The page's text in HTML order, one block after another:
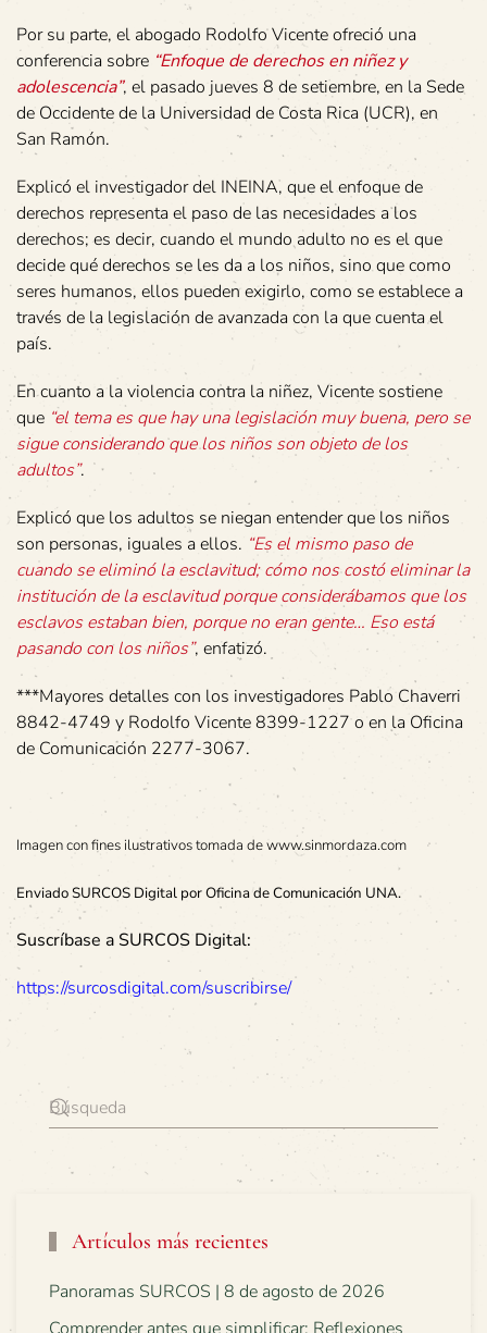
Por su parte, el abogado Rodolfo Vicente ofreció una
conferencia sobre “Enfoque de derechos en niñez y
adolescencia”, el pasado jueves 8 de setiembre, en la Sede
de Occidente de la Universidad de Costa Rica (UCR), en
San Ramón.
Explicó el investigador del INEINA, que el enfoque de
derechos representa el paso de las necesidades a los
derechos; es decir, cuando el mundo adulto no es el que
decide qué derechos se les da a los niños, sino que como
seres humanos, ellos pueden exigirlo, como se establece a
través de la legislación de avanzada con la que cuenta el
país.
En cuanto a la violencia contra la niñez, Vicente sostiene
que “el tema es que hay una legislación muy buena, pero se
sigue considerando que los niños son objeto de los
adultos”.
Explicó que los adultos se niegan entender que los niños
son personas, iguales a ellos. “Es el mismo paso de
cuando se eliminó la esclavitud; cómo nos costó eliminar la
institución de la esclavitud porque considerábamos que los
esclavos estaban bien, porque no eran gente… Eso está
pasando con los niños”, enfatizó.
***Mayores detalles con los investigadores Pablo Chaverri
8842-4749 y Rodolfo Vicente 8399-1227 o en la Oficina
de Comunicación 2277-3067.
Imagen con fines ilustrativos tomada de www.sinmordaza.com
Enviado SURCOS Digital por Oficina de Comunicación UNA.
Suscríbase a SURCOS Digital:
https://surcosdigital.com/suscribirse/
Artículos más recientes
Panoramas SURCOS | 8 de agosto de 2026
Comprender antes que simplificar: Reflexiones